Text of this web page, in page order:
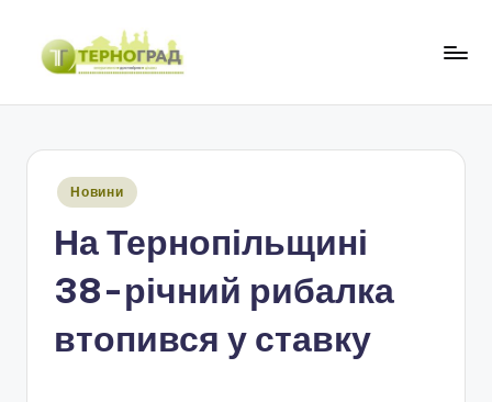
Перейти
Опубліковано
Новини
На Тернопільщині
38-річний рибалка
втопився у ставку